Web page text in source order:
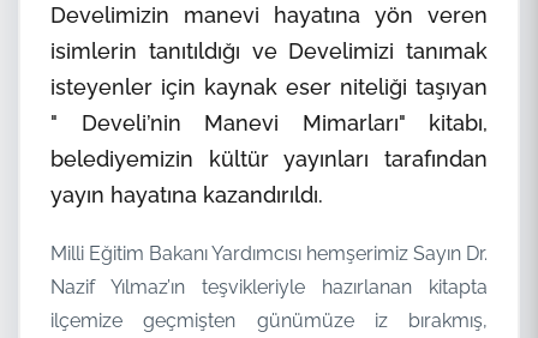
Develimizin manevi hayatına yön veren
isimlerin tanıtıldığı ve Develimizi tanımak
isteyenler için kaynak eser niteliği taşıyan
" Develi’nin Manevi Mimarları" kitabı,
belediyemizin kültür yayınları tarafından
yayın hayatına kazandırıldı.
Milli Eğitim Bakanı Yardımcısı hemşerimiz Sayın Dr.
Nazif Yılmaz’ın teşvikleriyle hazırlanan kitapta
ilçemize geçmişten günümüze iz bırakmış,